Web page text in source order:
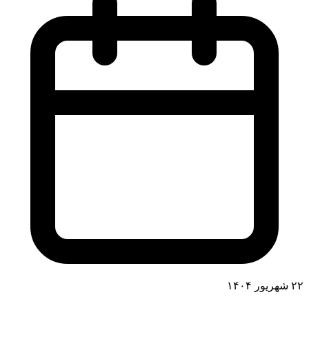
۲۲ شهریور ۱۴۰۴